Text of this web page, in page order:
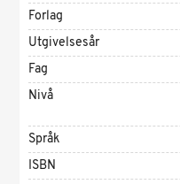
Forlag
Utgivelsesår
Fag
Nivå
Språk
ISBN